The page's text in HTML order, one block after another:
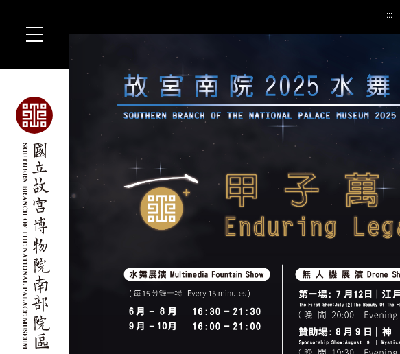
要
:::